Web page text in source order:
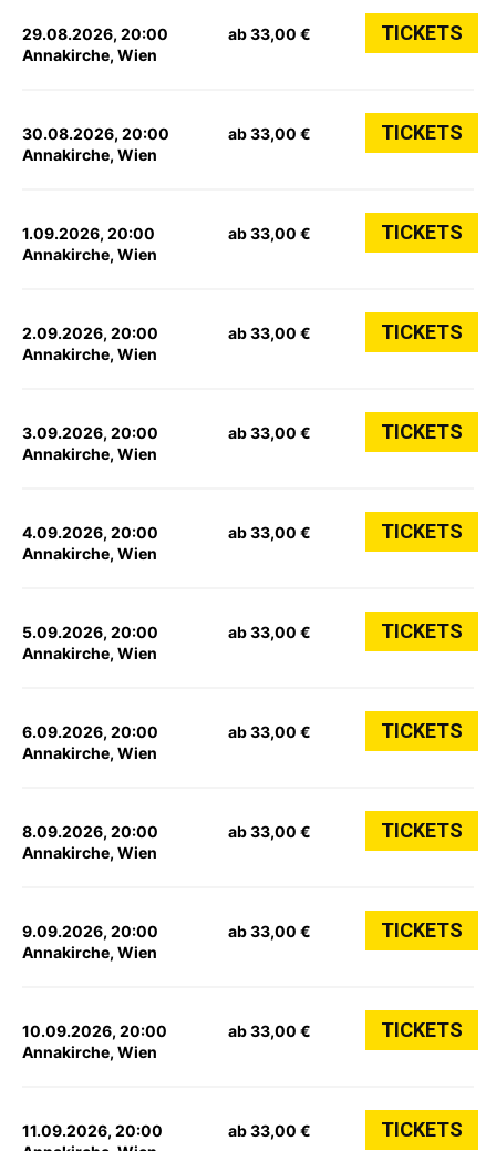
29.08.2026, 20:00
Annakirche, Wien
ab 33,00 € TICKETS
30.08.2026, 20:00
Annakirche, Wien
ab 33,00 € TICKETS
1.09.2026, 20:00
Annakirche, Wien
ab 33,00 € TICKETS
2.09.2026, 20:00
Annakirche, Wien
ab 33,00 € TICKETS
3.09.2026, 20:00
Annakirche, Wien
ab 33,00 € TICKETS
4.09.2026, 20:00
Annakirche, Wien
ab 33,00 € TICKETS
5.09.2026, 20:00
Annakirche, Wien
ab 33,00 € TICKETS
6.09.2026, 20:00
Annakirche, Wien
ab 33,00 € TICKETS
8.09.2026, 20:00
Annakirche, Wien
ab 33,00 € TICKETS
9.09.2026, 20:00
Annakirche, Wien
ab 33,00 € TICKETS
10.09.2026, 20:00
Annakirche, Wien
ab 33,00 € TICKETS
11.09.2026, 20:00
ab 33,00 € TICKETS